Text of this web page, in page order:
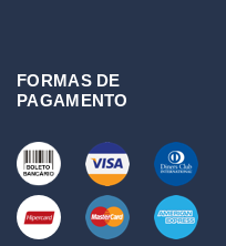
FORMAS DE
PAGAMENTO